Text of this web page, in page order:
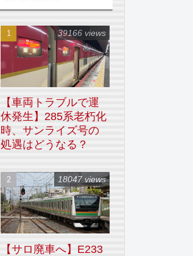
【車両トラブルで運
休発生】285系老朽化
時、サンライズ号の
処遇はどうなる？
39166 views
【サロ廃車へ】E233
18047 views